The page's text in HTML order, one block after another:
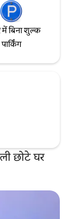
में बिना शुल्क
पार्किंग
छोटे घर